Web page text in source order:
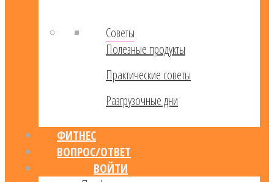
Советы
Полезные продукты
Практические советы
Разгрузочные дни
ФИТНЕС
ВОПРОС/ОТВЕТ
ВОЙТИ